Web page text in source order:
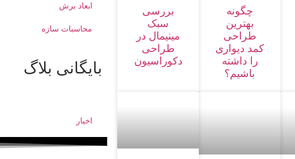
چگونه
بهترین
طراحی
کمد دیواری
را داشته
باشیم؟
بررسی
سبک
مینیمال در
طراحی
دکوراسیون
ابعاد برش
محاسبات سازه
بایگانی بلاگ
اخبار